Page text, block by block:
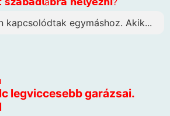
kapcsolódtak egymáshoz. Akik...